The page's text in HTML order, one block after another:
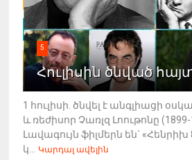
5
Հուլիսին ծնված
1 հուլիսի. ծնվել է անգլիացի
և ռեժիսոր Չառլզ Լոութոնը
Լավագույն ֆիլմերն են`
կ...
Կարդալ ավելին